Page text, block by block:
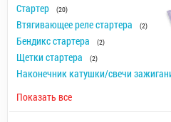
Стартер (20)
Втягивающее реле стартера (2)
Бендикс стартера (2)
Щетки стартера (2)
Наконечник катушки/свечи
Показать все